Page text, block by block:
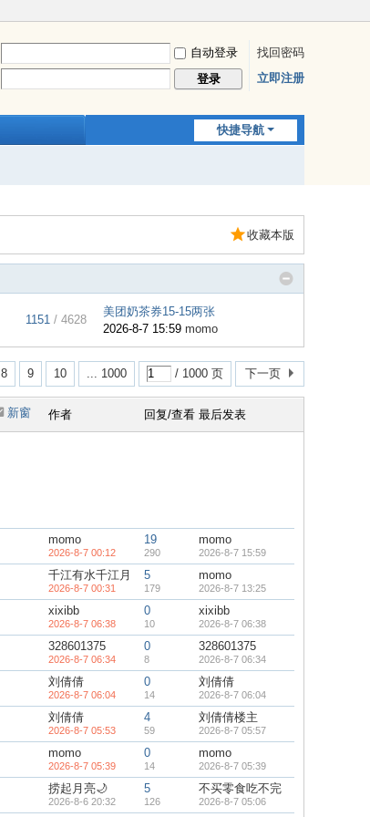
自动登录
找回密码
登录 立即注册
快捷导航
收藏本版
1151 / 4628
美团奶茶券15-15两张
2026-8-7 15:59 momo
8 9 10 ... 1000 / 1000 页 下一页
新窗 作者 回复/查看 最后发表
momo
2026-8-7 00:12
19
290
momo
2026-8-7 15:59
千江有水千江月
2026-8-7 00:31
5
179
momo
2026-8-7 13:25
xixibb
2026-8-7 06:38
0
10
xixibb
2026-8-7 06:38
328601375
2026-8-7 06:34
0
8
328601375
2026-8-7 06:34
刘倩倩
2026-8-7 06:04
0
14
刘倩倩
2026-8-7 06:04
刘倩倩
2026-8-7 05:53
4
59
刘倩倩楼主
2026-8-7 05:57
momo
2026-8-7 05:39
0
14
momo
2026-8-7 05:39
捞起月亮🌙
2026-8-6 20:32
5
126
不买零食吃不完
2026-8-7 05:06